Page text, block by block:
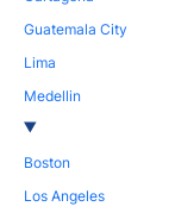
Guatemala City
Lima
Medellin
Boston
Los Angeles